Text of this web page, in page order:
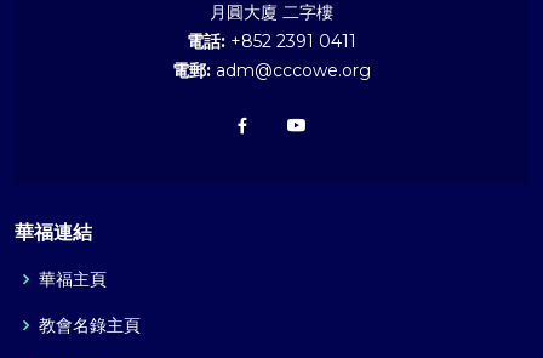
月圓大廈 二字樓
電話: +852 2391 0411
電郵: adm@cccowe.org
華福連結
華福主頁
教會名錄主頁